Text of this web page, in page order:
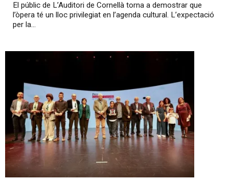
El públic de L’Auditori de Cornellà torna a demostrar que
l’òpera té un lloc privilegiat en l’agenda cultural. L’expectació
per la...